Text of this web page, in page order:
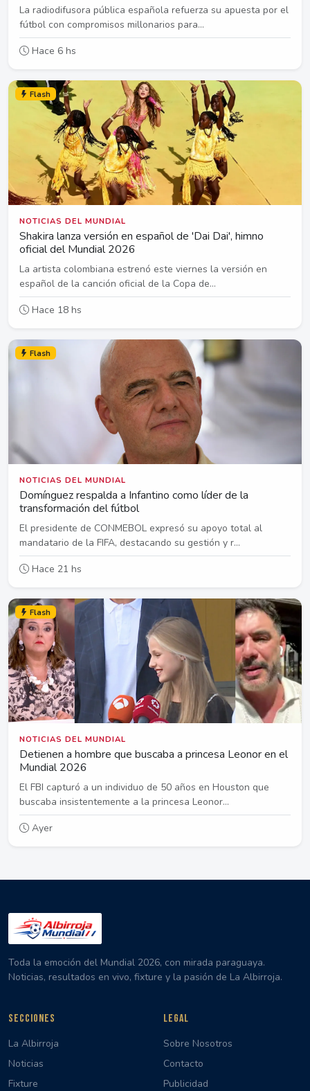
La radiodifusora pública española refuerza su apuesta por el
fútbol con compromisos millonarios para...
Hace 6 hs
Flash
NOTICIAS DEL MUNDIAL
Shakira lanza versión en español de 'Dai Dai', himno
oficial del Mundial 2026
La artista colombiana estrenó este viernes la versión en
español de la canción oficial de la Copa de...
Hace 18 hs
Flash
NOTICIAS DEL MUNDIAL
Domínguez respalda a Infantino como líder de la
transformación del fútbol
El presidente de CONMEBOL expresó su apoyo total al
mandatario de la FIFA, destacando su gestión y r...
Hace 21 hs
Flash
NOTICIAS DEL MUNDIAL
Detienen a hombre que buscaba a princesa Leonor en el
Mundial 2026
El FBI capturó a un individuo de 50 años en Houston que
buscaba insistentemente a la princesa Leonor...
Ayer
Toda la emoción del Mundial 2026, con mirada paraguaya.
Noticias, resultados en vivo, fixture y la pasión de La Albirroja.
SECCIONES
La Albirroja
Noticias
Fixture
LEGAL
Sobre Nosotros
Contacto
Publicidad